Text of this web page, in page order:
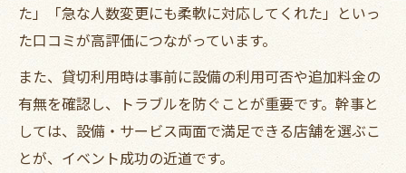
た」「急な人数変更にも柔軟に対応してくれた」といっ
た口コミが高評価につながっています。
また、貸切利用時は事前に設備の利用可否や追加料金の
有無を確認し、トラブルを防ぐことが重要です。幹事と
しては、設備・サービス両面で満足できる店舗を選ぶこ
とが、イベント成功の近道です。